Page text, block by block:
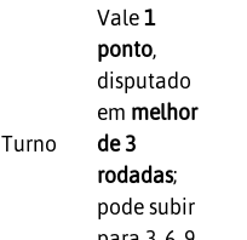
Turno
Vale 1
ponto,
disputado
em melhor
de 3
rodadas;
pode subir